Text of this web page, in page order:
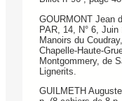
GOURMONT Jean
PAR, 14, N° 6, Juin
Manoirs du
Chapelle-Haute-
Montgommery, de
Lignerits.
GUILMETH